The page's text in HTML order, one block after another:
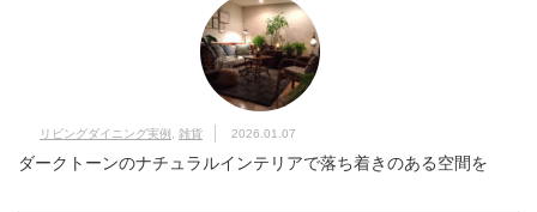
リビングダイニング実例 , 雑貨 2026.01.07
ダークトーンのナチュラルインテリアで落ち着きのある空間を